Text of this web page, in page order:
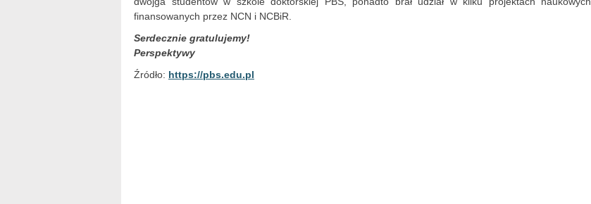
finansowanych przez NCN i NCBiR.
Serdecznie gratulujemy!
Perspektywy
Źródło: https://pbs.edu.pl